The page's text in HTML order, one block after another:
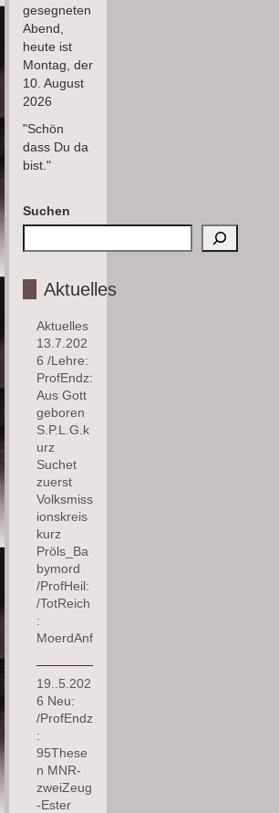
gesegneten
Abend,
heute ist
Montag, der
10. August
2026
"Schön
dass Du da
bist."
Suchen
Aktuelles
Aktuelles
13.7.202
6 /Lehre:
ProfEndz:
Aus Gott
geboren
S.P.L.G.k
urz
Suchet
zuerst
Volksmiss
ionskreis
kurz
Pröls_Ba
bymord
/ProfHeil:
/TotReich
:
MoerdAnf
19..5.202
6 Neu:
/ProfEndz
:
95These
n MNR-
zweiZeug
-Ester